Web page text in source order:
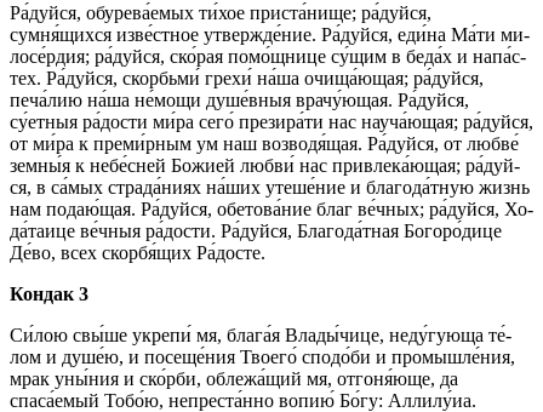
Ра́­дуй­ся, обу­ре­ва́­емых ти́­хое при­ста́­ни­ще; ра́­дуй­ся,
сумня́щихся из­ве́ст­ное утвер­жде́­ние. Ра́­дуй­ся, еди́на Ма́­ти ми­
ло­се́р­дия; ра́­дуй­ся, ско́­рая по­мо́щ­ни­це су́­щим в бе­да́х и на­па́с­
тех. Ра́­дуй­ся, скорбьми́ гре­хи́ на́­ша очища́ющая; ра́­дуй­ся,
печа́лию на́­ша не́­мо­щи ду­ше́в­ныя врачу́ющая. Ра́­дуй­ся,
су́етныя ра́­дос­ти ми́­ра се­го́ презира́ти нас науча́ющая; ра́­дуй­ся,
от ми́­ра к преми́рным ум наш возводя́щая. Ра́­дуй­ся, от люб­ве́
зем­ны́я к не­бе́с­ней Бо­жией любви́ нас привлека́ющая; ра́­дуй­
ся, в са́мых стра­да́­ни­ях на́­ших уте­ше́­ние и бла­го­да́т­ную жизнь
нам по­даю́­щая. Ра́­дуй­ся, обетова́ние благ ве́ч­ных; ра́­дуй­ся, Хо­
да́­таи­це ве́ч­ныя ра́­дос­ти. Ра́­дуй­ся, Бла­го­да́т­ная Бо­го­ро́­ди­це
Де́­во, всех скор­бя́­щих Ра́­дос­те.
Кондак 3
Си́­лою свы́­ше укре­пи́ мя, бла­га́я Вла­ды́­чи­це, неду́гующа те́­
лом и ду­ше́ю, и по­се­ще́­ния Тво­его́ спо­до́­би и про­мыш­ле́­ния,
мрак уны́ния и ско́р­би, облежа́щий мя, отгоня́юще, да
спаса́емый То­бо́ю, непреста́нно во­пию́ Бо́­гу: Алли­лу́иа.